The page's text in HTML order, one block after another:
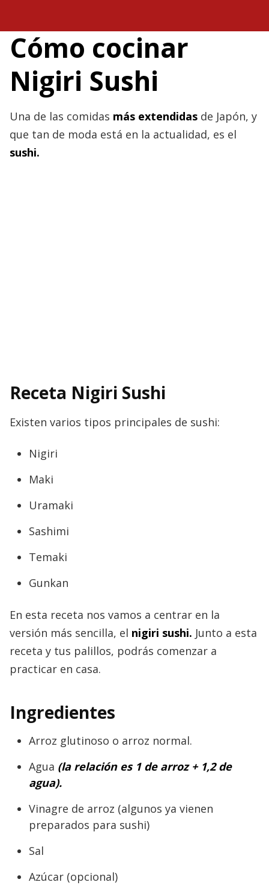
contenido
Cómo cocinar
Nigiri Sushi
Una de las comidas más extendidas de Japón, y
que tan de moda está en la actualidad, es el
sushi.
Receta Nigiri Sushi
Existen varios tipos principales de sushi:
Nigiri
Maki
Uramaki
Sashimi
Temaki
Gunkan
En esta receta nos vamos a centrar en la
versión más sencilla, el nigiri sushi. Junto a esta
receta y tus palillos, podrás comenzar a
practicar en casa.
Ingredientes
Arroz glutinoso o arroz normal.
Agua (la relación es 1 de arroz + 1,2 de
agua).
Vinagre de arroz (algunos ya vienen
preparados para sushi)
Sal
Azúcar (opcional)